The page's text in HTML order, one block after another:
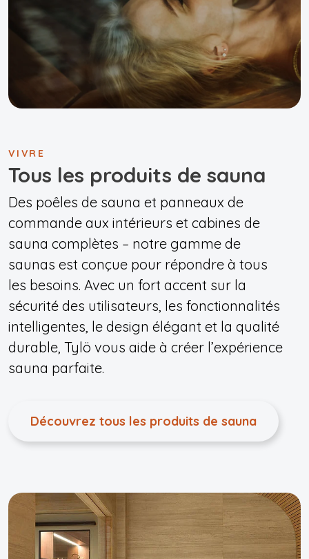
VIVRE
Tous les produits de sauna
Des poêles de sauna et panneaux de
commande aux intérieurs et cabines de
sauna complètes – notre gamme de
saunas est conçue pour répondre à tous
les besoins. Avec un fort accent sur la
sécurité des utilisateurs, les fonctionnalités
intelligentes, le design élégant et la qualité
durable, Tylö vous aide à créer l’expérience
sauna parfaite.
Découvrez tous les produits de sauna